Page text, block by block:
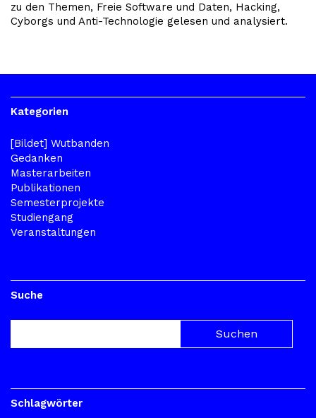
zu den Themen, Freie Software und Daten, Hacking,
Cyborgs und Anti-Technologie gelesen und analysiert.
Kategorien
[Bildet] Wutbanden
Gedanken
Masterarbeiten
Publikationen
Semesterprojekte
Studiengang
Veranstaltungen
Suche
Schlagwörter